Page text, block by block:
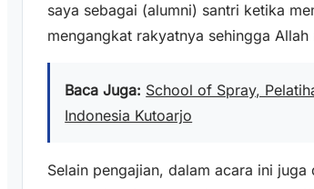
saya sebagai (alumni) santri ketika
mengangkat rakyatnya sehingga
Baca Juga: School of Spray,
Indonesia Kutoarjo
Selain pengajian, dalam acara ini